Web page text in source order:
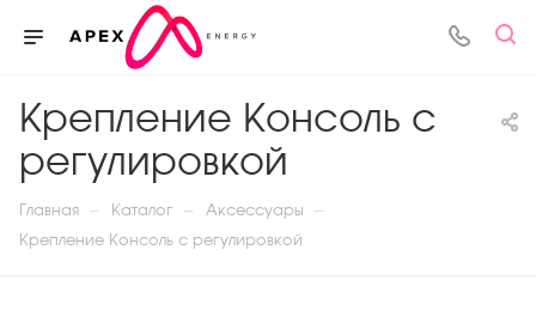
Крепление Консоль с
регулировкой
Главная — Каталог — Аксессуары —
Крепление Консоль с регулировкой